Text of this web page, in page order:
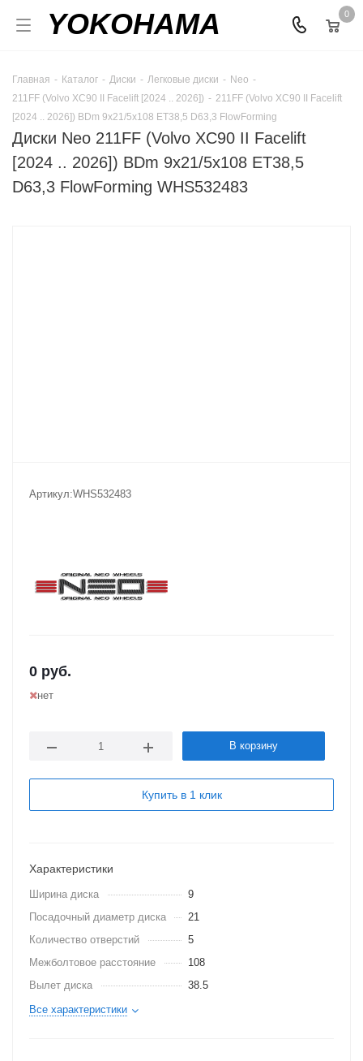
YOKOHAMA 0
Главная - Каталог - Диски - Легковые диски - Neo -
211FF (Volvo XC90 II Facelift [2024 .. 2026]) - 211FF (Volvo XC90 II Facelift
[2024 .. 2026]) BDm 9x21/5x108 ET38,5 D63,3 FlowForming
Диски Neo 211FF (Volvo XC90 II Facelift
[2024 .. 2026]) BDm 9x21/5x108 ET38,5
D63,3 FlowForming WHS532483
Артикул:WHS532483
0 руб.
нет
В корзину
Купить в 1 клик
Характеристики
Ширина диска
9
Посадочный диаметр диска
21
Количество отверстий
5
Межболтовое расстояние
108
Вылет диска
38.5
Все характеристики